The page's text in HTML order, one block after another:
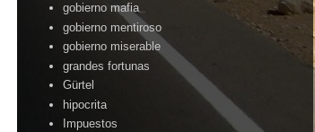
gobierno mafia
gobierno mentiroso
gobierno miserable
grandes fortunas
Gürtel
hipocrita
Impuestos